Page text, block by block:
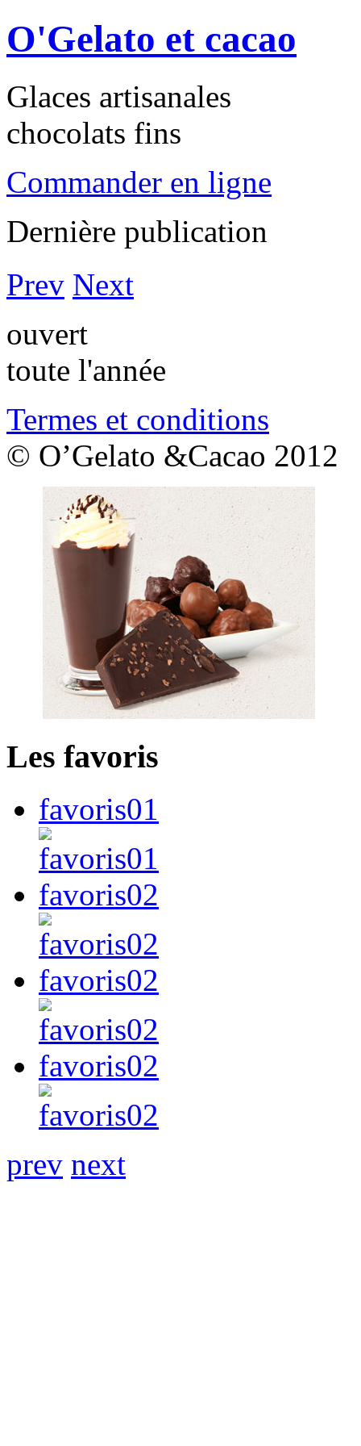
O'Gelato et cacao
Glaces artisanales
chocolats fins
Commander en ligne
Dernière publication
Prev Next
ouvert
toute l'année
Termes et conditions
© O’Gelato &Cacao 2012
Les favoris
favoris01
favoris02
favoris02
favoris02
prev next